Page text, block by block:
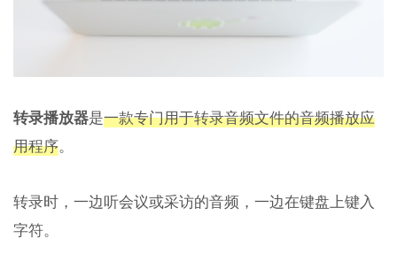
转录播放器是一款专门用于转录音频文件的音频播放应
用程序。
转录时，一边听会议或采访的音频，一边在键盘上键入
字符。